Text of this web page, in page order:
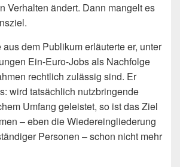
Verhalten ändert. Dann mangelt es
dem Publikum erläuterte er, unter
Ein-Euro-Jobs als Nachfolge
rechtlich zulässig sind. Er
wird tatsächlich nutzbringende
Umfang geleistet, so ist das Ziel
– eben die Wiedereingliederung
Personen – schon nicht mehr